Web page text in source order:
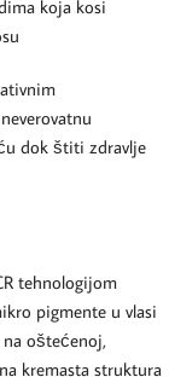
koja kosi
dok štiti zdravlje
tehnologijom
pigmente u vlasi
oštećenoj,
kremasta struktura